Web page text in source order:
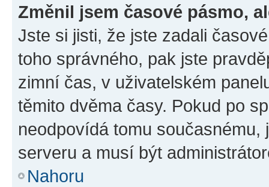
Změnil jsem časové pásmo,
Jste si jisti, že jste zadali
toho správného, pak jste
zimní čas, v uživatelském
těmito dvěma časy. Pokud po
neodpovídá tomu
serveru a musí být
Nahoru